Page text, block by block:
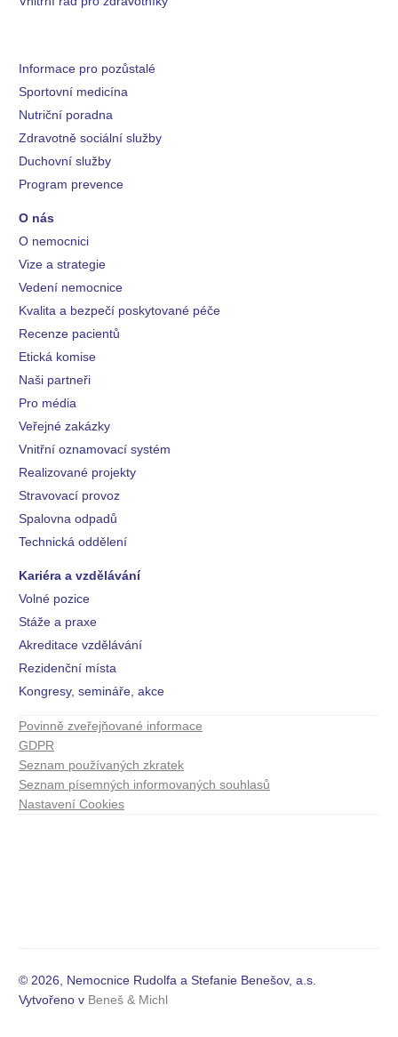
Informace pro pozůstalé
Sportovní medicína
Nutriční poradna
Zdravotně sociální služby
Duchovní služby
Program prevence
O nás
O nemocnici
Vize a strategie
Vedení nemocnice
Kvalita a bezpečí poskytované péče
Recenze pacientů
Etická komise
Naši partneři
Pro média
Veřejné zakázky
Vnitřní oznamovací systém
Realizované projekty
Stravovací provoz
Spalovna odpadů
Technická oddělení
Kariéra a vzdělávání
Volné pozice
Stáže a praxe
Akreditace vzdělávání
Rezidenční místa
Kongresy, semináře, akce
Povinně zveřejňované informace
GDPR
Seznam používaných zkratek
Seznam písemných informovaných souhlasů
Nastavení Cookies
© 2026, Nemocnice Rudolfa a Stefanie Benešov, a.s.
Vytvořeno v Beneš & Michl